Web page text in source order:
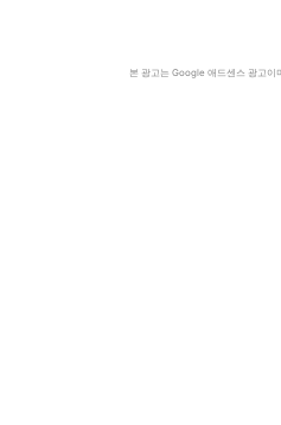
본 광고는 Google 애드센스 광고이